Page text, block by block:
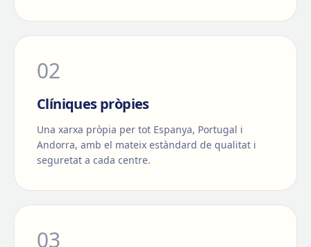
02
Clíniques pròpies
Una xarxa pròpia per tot Espanya, Portugal i
Andorra, amb el mateix estàndard de qualitat i
seguretat a cada centre.
03